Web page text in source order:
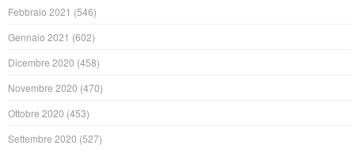
Febbraio 2021 (546)
Gennaio 2021 (602)
Dicembre 2020 (458)
Novembre 2020 (470)
Ottobre 2020 (453)
Settembre 2020 (527)